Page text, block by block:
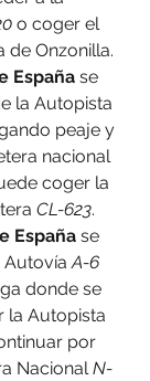
o coger el
de Onzonilla.
España se
la Autopista
peaje y
nacional
coger la
CL-623.
España se
Autovía A-6
donde se
la Autopista
por
Nacional N-